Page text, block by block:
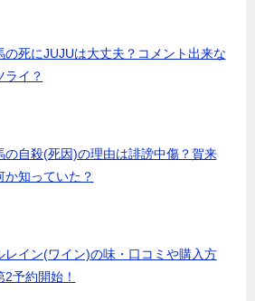
の死にJUJUは大丈夫？コメント出来な
ライ？
の自殺(死因)の理由は誹謗中傷？賀来
か知っていた？
レイン(ワイン)の味・口コミや購入方
2予約開始！